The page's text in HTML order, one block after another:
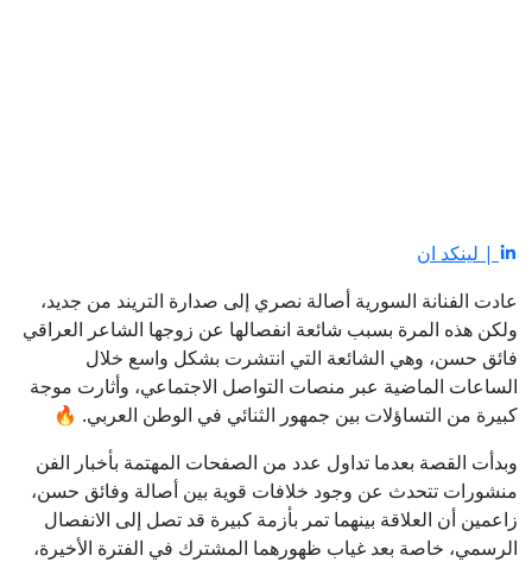
| لينكد ان
عادت الفنانة السورية أصالة نصري إلى صدارة التريند من جديد،
ولكن هذه المرة بسبب شائعة انفصالها عن زوجها الشاعر العراقي
فائق حسن، وهي الشائعة التي انتشرت بشكل واسع خلال
الساعات الماضية عبر منصات التواصل الاجتماعي، وأثارت موجة
كبيرة من التساؤلات بين جمهور الثنائي في الوطن العربي. 🔥
وبدأت القصة بعدما تداول عدد من الصفحات المهتمة بأخبار الفن
منشورات تتحدث عن وجود خلافات قوية بين أصالة وفائق حسن،
زاعمين أن العلاقة بينهما تمر بأزمة كبيرة قد تصل إلى الانفصال
الرسمي، خاصة بعد غياب ظهورهما المشترك في الفترة الأخيرة،